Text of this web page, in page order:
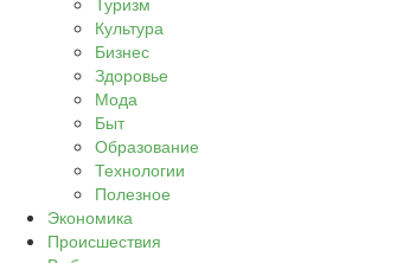
Культура
Бизнес
Здоровье
Мода
Быт
Образование
Технологии
Полезное
Экономика
Происшествия